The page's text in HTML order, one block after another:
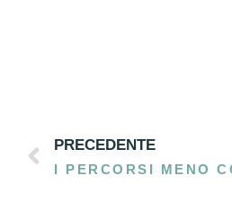
PRECEDENTE